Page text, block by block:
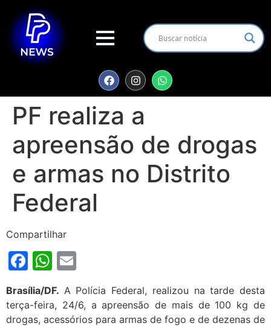
PF realiza a
apreensão de drogas
e armas no Distrito
Federal
Compartilhar
Facebook
WhatsApp
Brasília/DF. A Polícia Federal, realizou na tarde desta
terça-feira, 24/6, a apreensão de mais de 100 kg de
drogas, acessórios para armas de fogo e de dezenas de